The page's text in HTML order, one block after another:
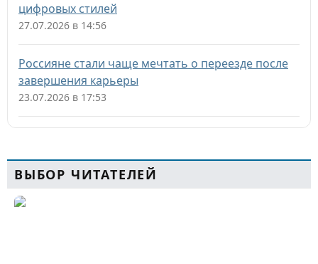
цифровых стилей
27.07.2026 в 14:56
Россияне стали чаще мечтать о переезде после
завершения карьеры
23.07.2026 в 17:53
ВЫБОР ЧИТАТЕЛЕЙ